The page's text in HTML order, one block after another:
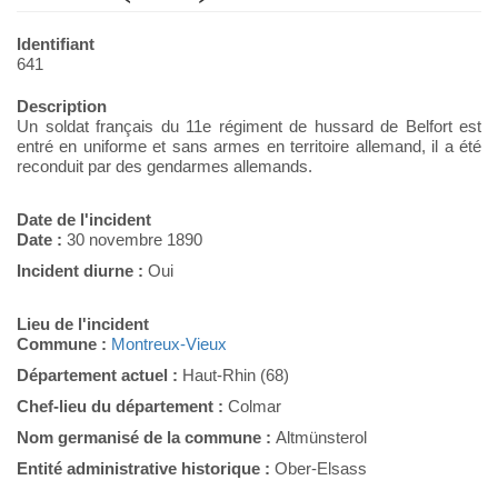
Identifiant
641
Description
Un soldat français du 11e régiment de hussard de Belfort est
entré en uniforme et sans armes en territoire allemand, il a été
reconduit par des gendarmes allemands.
Date de l'incident
Date : 30 novembre 1890
Incident diurne : Oui
Lieu de l'incident
Commune : Montreux-Vieux
Département actuel : Haut-Rhin (68)
Chef-lieu du département : Colmar
Nom germanisé de la commune : Altmünsterol
Entité administrative historique : Ober-Elsass